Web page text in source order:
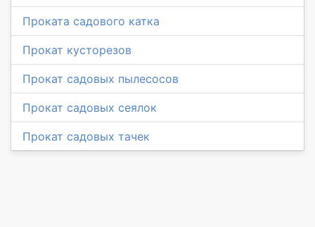
Проката садового катка
Прокат кусторезов
Прокат садовых пылесосов
Прокат садовых сеялок
Прокат садовых тачек